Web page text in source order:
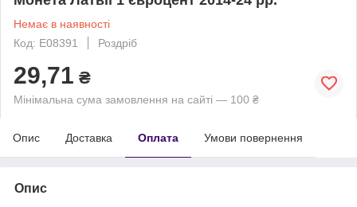
Немає в наявності
Код: Е08391
Роздріб
29,71 ₴
Мінімальна сума замовлення на сайті — 100 ₴
Опис Доставка Оплата Умови повернення
Опис